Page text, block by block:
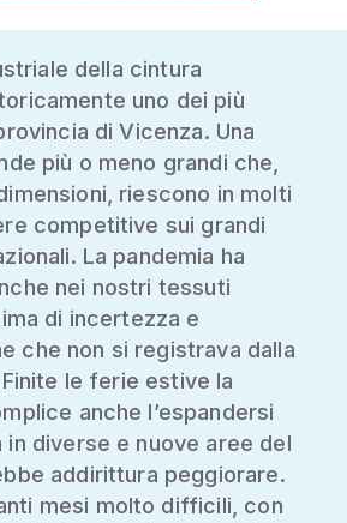
della cintura
uno dei più
di Vicenza. Una
più o meno grandi che,
riescono in molti
competitive sui grandi
La pandemia ha
nei nostri tessuti
di incertezza e
che non si registrava dalla
le ferie estive la
anche l’espandersi
in diverse e nuove aree del
addirittura peggiorare.
mesi molto difficili, con